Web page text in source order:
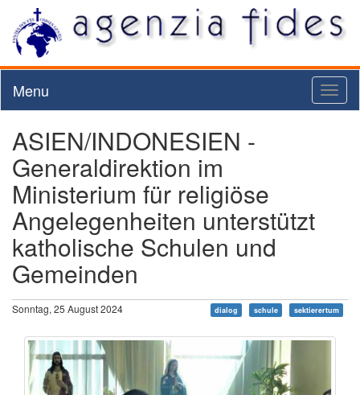
Menu
ASIEN/INDONESIEN -
Generaldirektion im
Ministerium für religiöse
Angelegenheiten unterstützt
katholische Schulen und
Gemeinden
Sonntag, 25 August 2024 dialog schule sektierertum